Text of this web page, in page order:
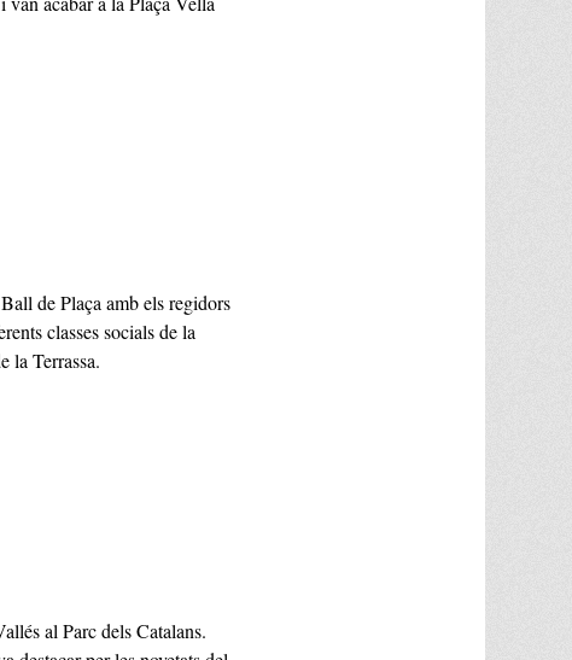
de Plaça amb els regidors
classes socials de la
la Terrassa.
al Parc dels Catalans.